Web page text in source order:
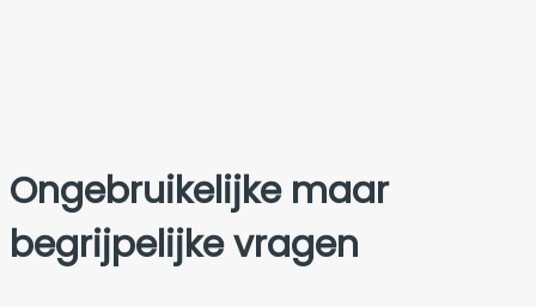
Ongebruikelijke maar
begrijpelijke vragen